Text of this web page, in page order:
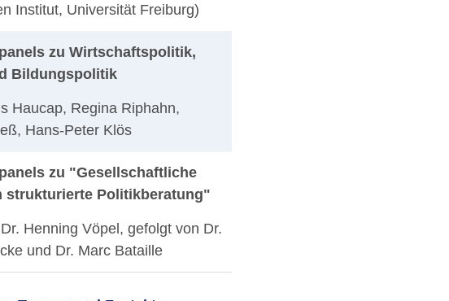
Institut, Universität Freiburg)
zu Wirtschaftspolitik,
Bildungspolitik
Haucap, Regina Riphahn,
Hans-Peter Klös
zu "Gesellschaftliche
strukturierte Politikberatung"
Henning Vöpel, gefolgt von Dr.
und Dr. Marc Bataille